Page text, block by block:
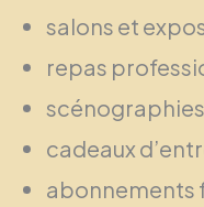
salons et
repas
cadeaux
abonnements